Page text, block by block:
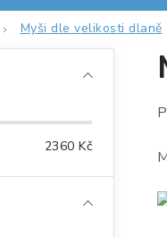
Myši dle velikosti dlaně
2360 Kč